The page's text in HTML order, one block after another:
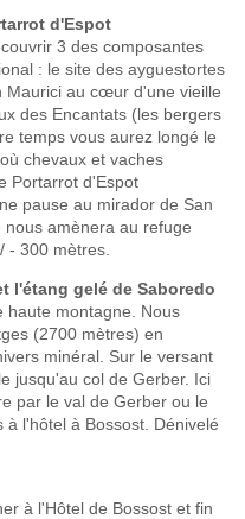
d'Espot
3 des composantes
: le site des ayguestortes
Maurici au cœur d'une vieille
des Encantats (les bergers
temps vous aurez longé le
chevaux et vaches
Portarrot d'Espot
pause au mirador de San
amènera au refuge
- 300 mètres.
l'étang gelé de Saboredo
haute montagne. Nous
(2700 mètres) en
minéral. Sur le versant
jusqu'au col de Gerber. Ici
par le val de Gerber ou le
l'hôtel à Bossost. Dénivelé
à l'Hôtel de Bossost et fin